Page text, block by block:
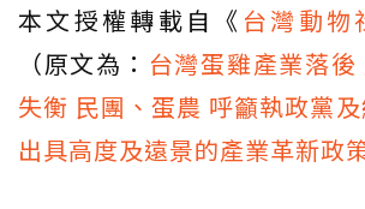
本文授權轉載自《 台灣動物
（原文為： 台灣蛋雞產業落
失衡 民團、蛋農 呼籲執政黨
出具高度及遠景的產業革新政